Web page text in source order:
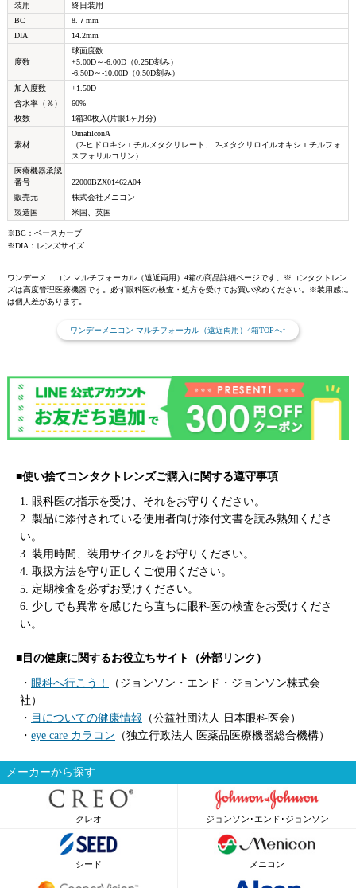
装用
終日装用
BC
8.７mm
DIA
14.2mm
度数
球面度数
+5.00D～-6.00D（0.25D刻み）
-6.50D～-10.00D（0.50D刻み）
加入度数
+1.50D
含水率（％）
60%
枚数
1箱30枚入(片眼1ヶ月分)
素材
OmafilconA
（2-ヒドロキシエチルメタクリレート、 2-メタクリロイルオキシエチルフォ
スフォリルコリン）
医療機器承認
番号
22000BZX01462A04
販売元
株式会社メニコン
製造国
米国、英国
※BC：ベースカーブ
※DIA：レンズサイズ
ワンデーメニコン マルチフォーカル（遠近両用）4箱の商品詳細ページです。※コンタクトレン
ズは高度管理医療機器です。必ず眼科医の検査・処方を受けてお買い求めください。※装用感に
は個人差があります。
ワンデーメニコン マルチフォーカル（遠近両用）4箱TOPへ↑
■使い捨てコンタクトレンズご購入に関する遵守事項
1. 眼科医の指示を受け、それをお守りください。
2. 製品に添付されている使用者向け添付文書を読み熟知くださ
い。
3. 装用時間、装用サイクルをお守りください。
4. 取扱方法を守り正しくご使用ください。
5. 定期検査を必ずお受けください。
6. 少しでも異常を感じたら直ちに眼科医の検査をお受けくださ
い。
■目の健康に関するお役立ちサイト（外部リンク）
・ 眼科へ行こう！
（ジョンソン・エンド・ジョンソン株式会
社）
・ 目についての健康情報 （公益社団法人 日本眼科医会）
・ eye care カラコン （独立行政法人 医薬品医療機器総合機構）
メーカーから探す
クレオ ジョンソン･エンド･ジョンソン
シード メニコン